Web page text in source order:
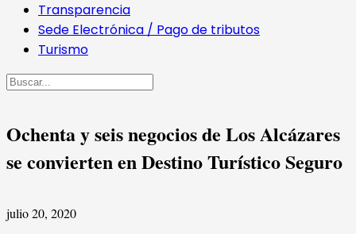
Transparencia
Sede Electrónica / Pago de tributos
Turismo
Buscar
Ochenta y seis negocios de Los Alcázares
se convierten en Destino Turístico Seguro
julio 20, 2020